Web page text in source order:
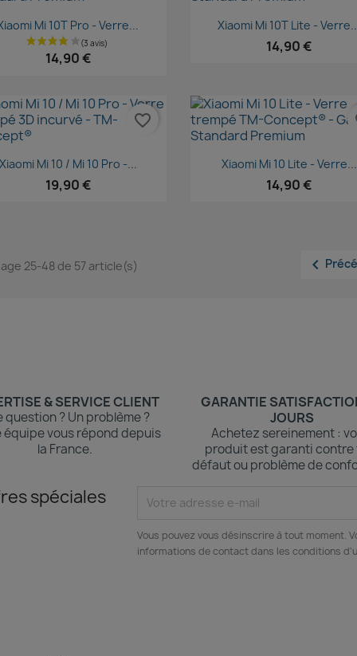
Aperçu rapide
Mi 10T Pro - Verre...
14,90 €
Aperçu rapide
Xiaomi Mi 10T Lite - Verre...
14,90 €
Aperçu rapide
Mi 10 / Mi 10 Pro -...
19,90 €
favorite_border
Aperçu rapide
Xiaomi Mi 10 Lite - Verre...
14,90 €
25-48 de 57 article(s) 
& SERVICE CLIENT
question ? Un problème ?
équipe vous répond depuis
la France.
GARANTIE
JOURS
Achetez sereinement :
produit est garanti contre
défaut ou problème de
spéciales
Vous pouvez vous désinscrire à tout moment.
informations de contact dans les conditions